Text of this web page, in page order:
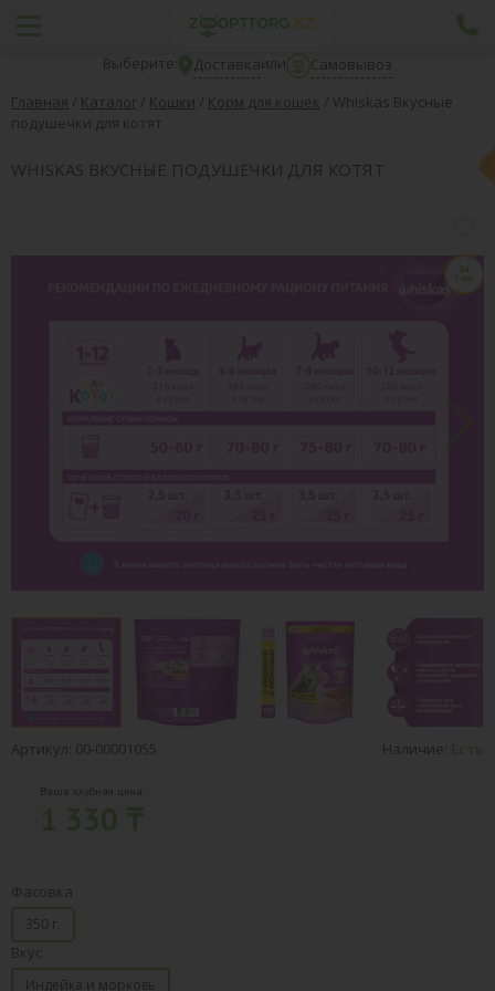
Выберите: Доставкаили
Самовывоз
Главная / Каталог / Кошки / Корм для кошек / Whiskas Вкусные
подушечки для котят
WHISKAS ВКУСНЫЕ ПОДУШЕЧКИ ДЛЯ КОТЯТ
Артикул: 00-00001055 Наличие: Есть
Ваша клубная цена:
Фасовка
350 г.
Вкус
Индейка и морковь